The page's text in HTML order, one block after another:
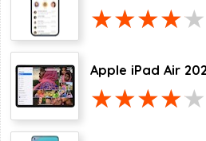
Apple iPad Air